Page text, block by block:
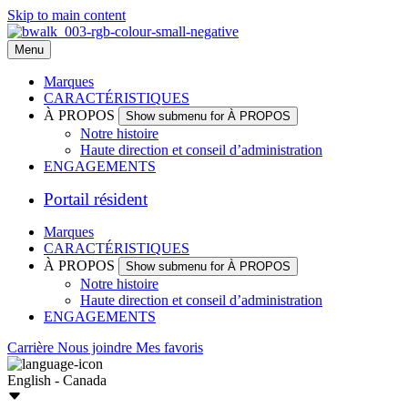
Skip to main content
Menu
Marques
CARACTÉRISTIQUES
À PROPOS
Show submenu for À PROPOS
Notre histoire
Haute direction et conseil d’administration
ENGAGEMENTS
Portail résident
Marques
CARACTÉRISTIQUES
À PROPOS
Show submenu for À PROPOS
Notre histoire
Haute direction et conseil d’administration
ENGAGEMENTS
Carrière Nous joindre Mes favoris
English - Canada